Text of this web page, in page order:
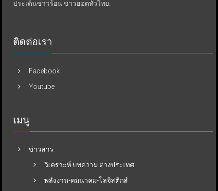
ประเด็นข่าวร้อน ข่าวฮอตทั่วไทย.
ติดต่อเรา
Facebook
Youtube
เมนู
ข่าวสาร
วิเคราะห์ บทความ ต่างประเทศ
พลังงาน-คมนาคม-โลจิสติกส์